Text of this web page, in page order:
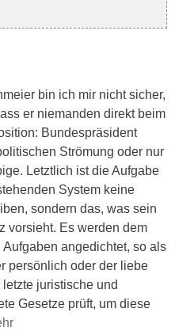
bin ich mir nicht sicher,
er niemanden direkt beim
Bundespräsident
Strömung oder nur
Letztlich ist die Aufgabe
System keine
sondern das, was sein
vorsieht. Es werden dem
angedichtet, so als
persönlich oder der liebe
juristische und
Gesetze prüft, um diese